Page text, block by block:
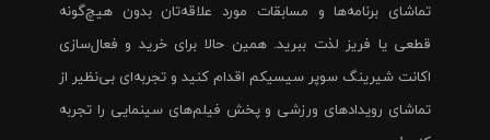
تماشای برنامه‌ها و مسابقات مورد علاقه‌تان بدون هیچ‌گونه
قطعی یا فریز لذت ببرید. همین حالا برای خرید و فعال‌سازی
اکانت شیرینگ سوپر سیسیکم اقدام کنید و تجربه‌ای بی‌نظیر از
تماشای رویدادهای ورزشی و پخش فیلم‌های سینمایی را تجربه